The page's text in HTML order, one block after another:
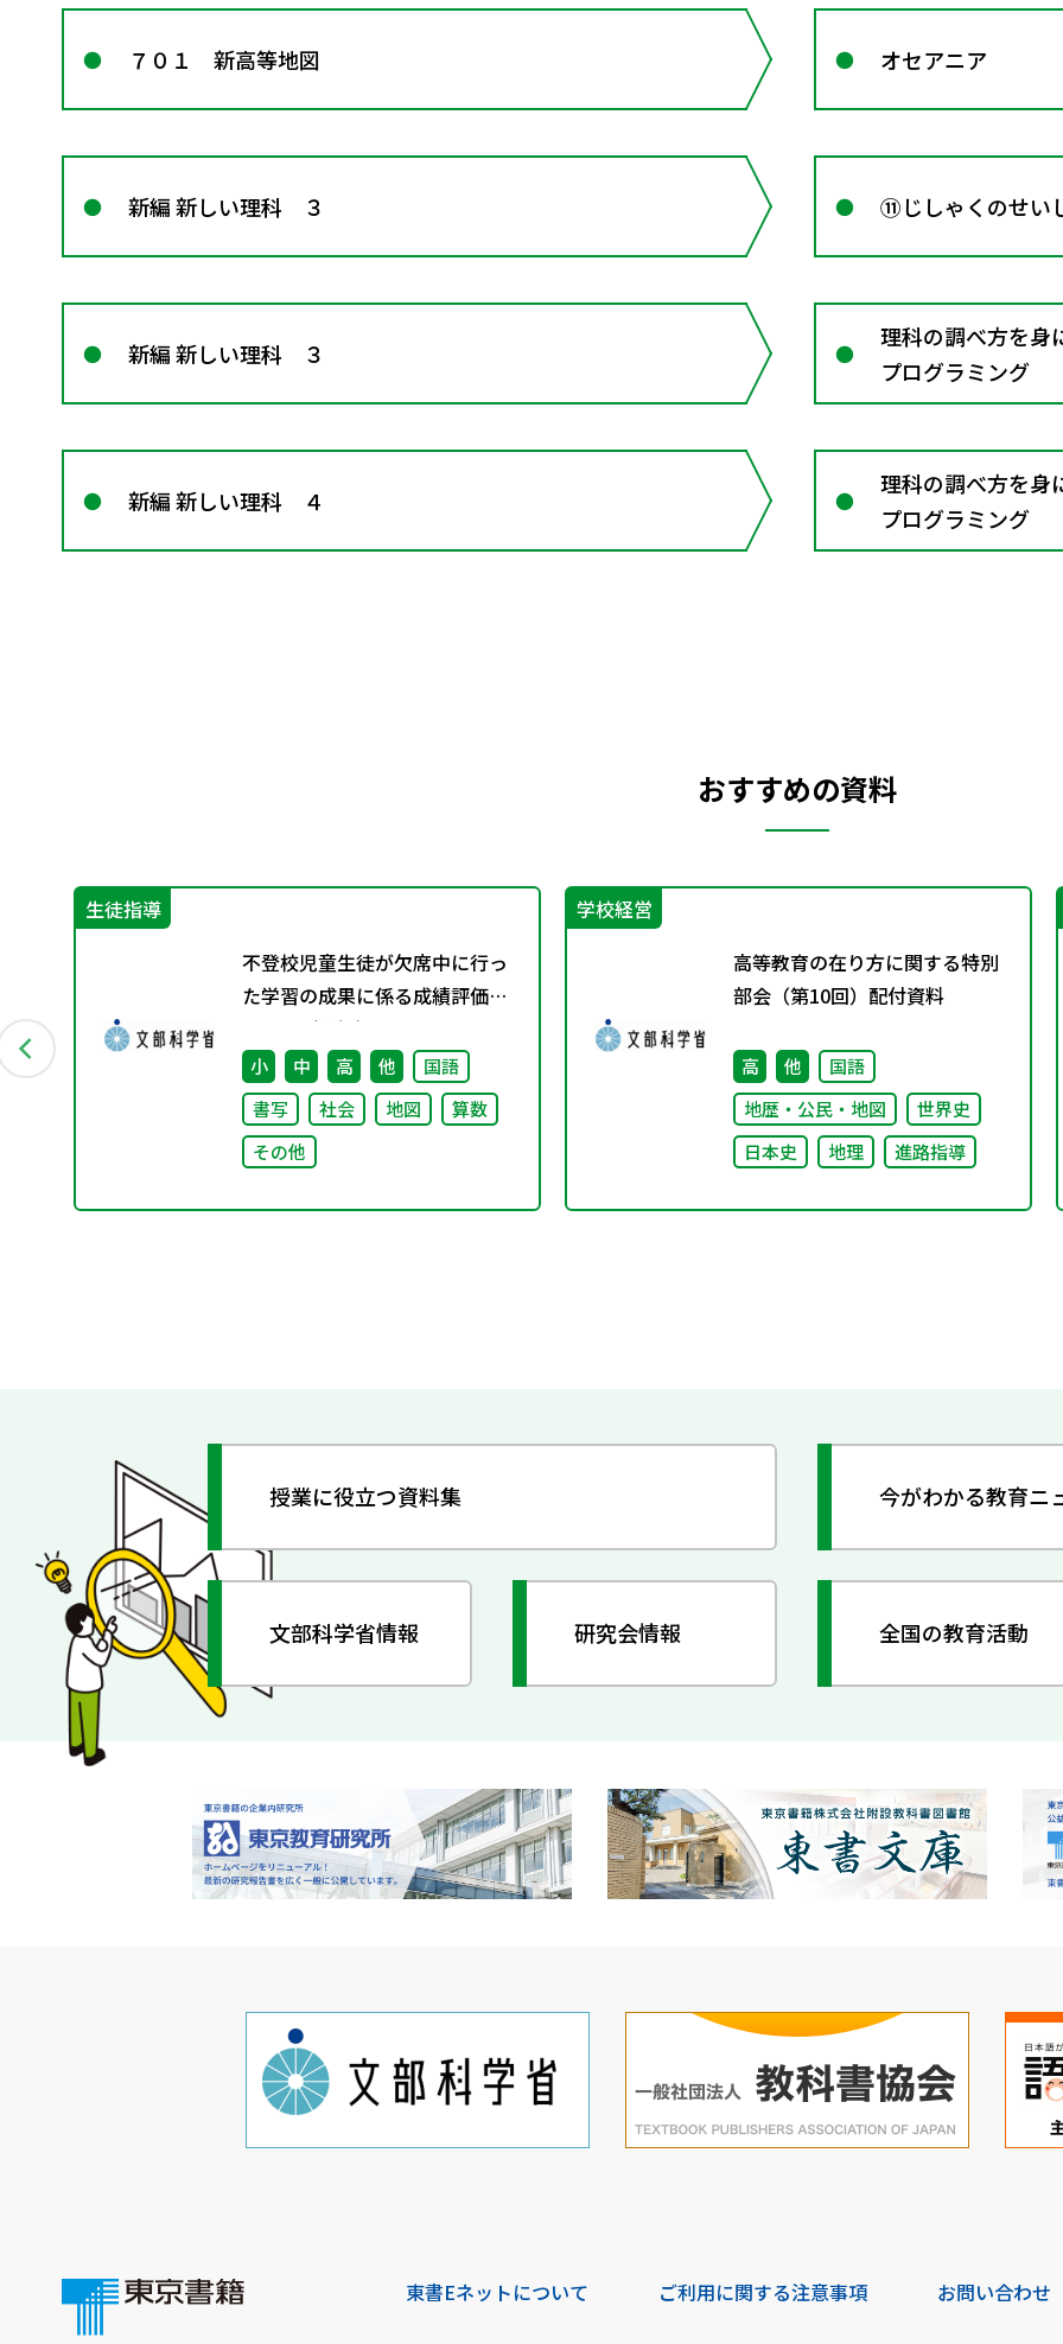
７０１ 新高等地図 オセアニア
新編 新しい理科 ３ ⑪じしゃくのせい
新編 新しい理科 ３
理科の調べ方を身
プログラミング
新編 新しい理科 ４
理科の調べ方を身
プログラミング
おすすめの資料
生徒指導
不登校児童生徒が欠席中に行っ
た学習の成果に係る成績評価に
ついて（通知）
小 中 高 他
国語
書写
社会 地図
算数
その他
学校経営
高等教育の在り方に関する特別
部会（第10回）配付資料
高 他
国語
地歴・公民・地図
世界史
日本史
地理 進路指導
授業に役立つ資料集 今がわかる教育ニ
文部科学省情報 研究会情報 全国の教育活動
東書Eネットについて ご利用に関する注意事項 お問い合わせ